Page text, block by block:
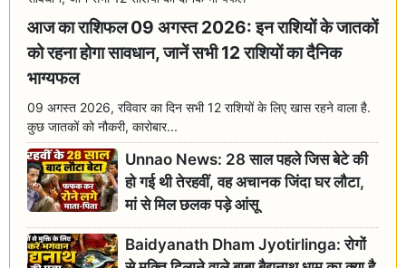
आज का राशिफल 09 अगस्त 2026: इन राशियों के जातकों
को रहना होगा सावधान, जानें सभी 12 राशियों का दैनिक
भाग्यफल
09 अगस्त 2026, रविवार का दिन सभी 12 राशियों के लिए खास रहने वाला है.
कुछ जातकों को नौकरी, कारोबार...
Unnao News: 28 साल पहले जिस बेटे की
हो गई थी तेरहवीं, वह अचानक जिंदा घर लौटा,
मां से मिल छलक पड़े आंसू
Baidyanath Dham Jyotirlinga: रोगों